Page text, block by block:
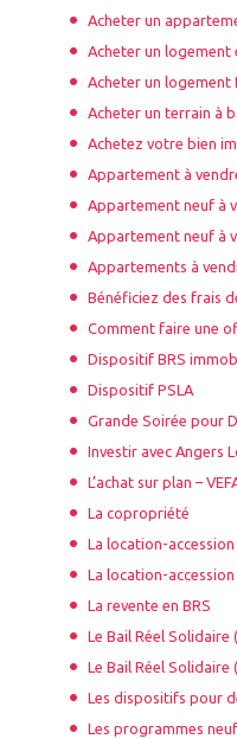
Acheter un
Acheter un logement
Acheter un logement
Acheter un terrain à
Achetez votre bien
Appartement à
Appartement neuf à
Appartement neuf à
Appartements à
Bénéficiez des frais
Comment faire une
Dispositif BRS
Dispositif PSLA
Grande Soirée pour
Investir avec Angers
L’achat sur plan –
La copropriété
La location-accession
La location-accession
La revente en BRS
Le Bail Réel Solidaire
Le Bail Réel Solidaire
Les dispositifs pour
Les programmes